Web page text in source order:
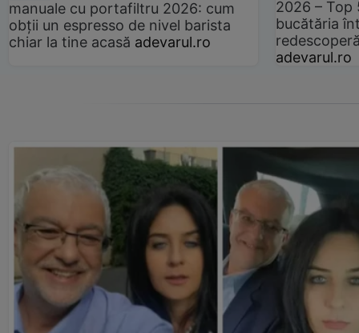
manuale cu portafiltru 2026: cum
obții un espresso de nivel barista
chiar la tine acasă adevarul.ro
2026 –
bucătăria
adevarul.ro